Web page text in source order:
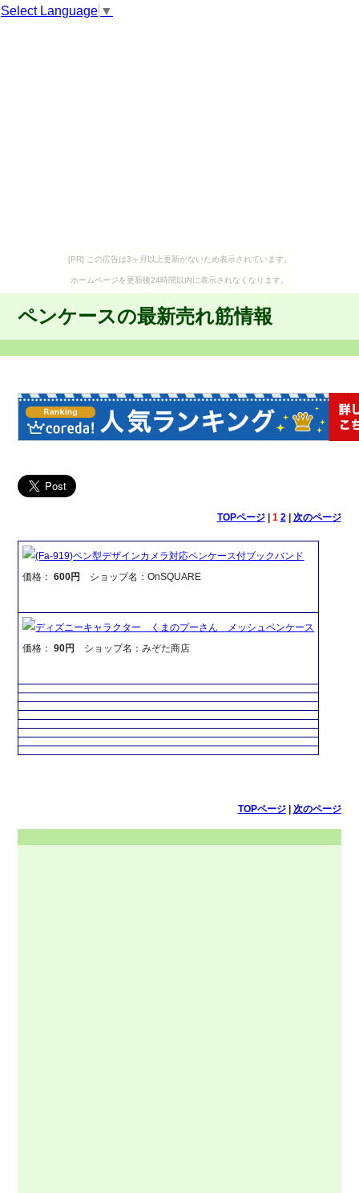
Select Language ▼
[PR] この広告は3ヶ月以上更新がないため表示されています。
ホームページを更新後24時間以内に表示されなくなります。
ペンケースの最新売れ筋情報
TOPページ| 1 2| 次のページ
(Fa-919)ペン型デザインカメラ対応ペンケース付ブックバンド
価格：600円 ショップ名：OnSQUARE
ディズニーキャラクター くまのプーさん メッシュペンケース
価格：90円 ショップ名：みぞた商店
TOPページ| 次のページ